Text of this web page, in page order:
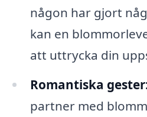
någon har gjort
kan en
att uttrycka din
Romantiska
partner med